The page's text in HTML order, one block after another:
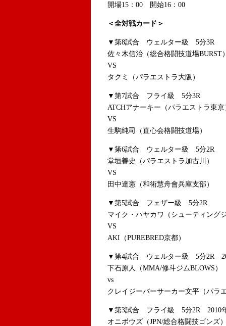
開場15：00 開始16：00
＜全対戦カード＞
▼第8試合 ウェルター級 5分3R
佐々木信治（総合格闘技道場BURST
VS
タクミ（パラエストラ大阪）
▼第7試合 フライ級 5分3R
ATCHアナーキー（パラエストラ東京
VS
生駒純司（直心会格闘技道場）
▼第6試合 ウェルター級 5分2R
堂垣善史（パラエストラ加古川）
VS
田中達憲（和術慧舟會兵庫支部）
▼第5試合 フェザー級 5分2R
マイク・ハヤカワ（シューティング
VS
AKI（PUREBRED京都）
▼第4試合 ウェルター級 5分2R
下石原人（MMA/修斗ジムBLOWS）
vs
クレイジーバーサーカー文平（パラ
▼第3試合 フライ級 5分2R 2010年
オニボウズ（JPN/総合格闘技ゴンズ